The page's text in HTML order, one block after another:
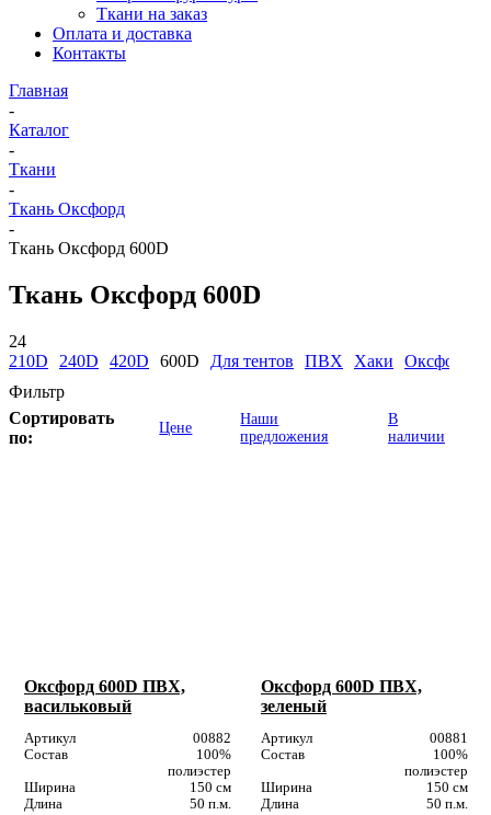
Ткани на заказ
Оплата и доставка
Контакты
Главная
-
Каталог
-
Ткани
-
Ткань Оксфорд
-
Ткань Оксфорд 600D
Ткань Оксфорд 600D
24
210D
240D 420D 600D Для тентов ПВХ Хаки
Оксфорд
Фильтр
Сортировать
по:
Цене
Наши
предложения
В
наличии
Оксфорд 600D ПВХ,
васильковый
Артикул
00882
Состав
100%
полиэстер
Ширина
150 см
Длина
50 п.м.
Оксфорд 600D ПВХ,
зеленый
Артикул
00881
Состав
100%
полиэстер
Ширина
150 см
Длина
50 п.м.